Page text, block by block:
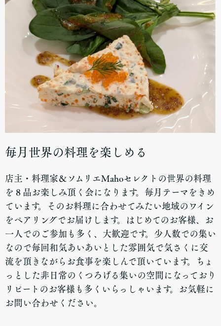
毎月世界の料理を楽しめる
店主・料理家＆ソムリエMahoセレクトの世界の料理
を８品お楽しみ頂く会になります。毎月テーマをきめ
ています。そのお料理に合わせてみたい地域のワイン
をペアリングでお届けします。はじめてのお客様、お
一人でのご参加も多く、大歓迎です。少人数での集い
なので毎回和気あいあいとした雰囲気で気さくに交
流を頂きながらお食事を楽しんで頂いています。ちょ
っとした非日常のくつろげる集いの空間になっており
リピートのお客様も多くいらっしゃいます。お気軽に
お問い合わせください。